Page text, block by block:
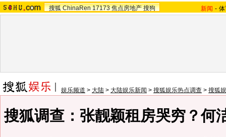
搜狐 ChinaRen 17173 焦点房地产 搜狗 新闻 -
娱乐频道 > 大陆 > 大陆娱乐新闻 > 搜狐娱乐热点调查 > 搜狐
搜狐调查：张靓颖租房哭穷？何